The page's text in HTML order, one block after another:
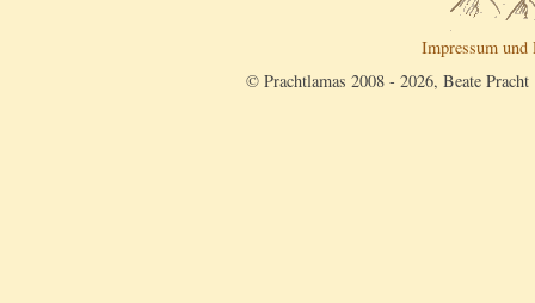
Impressum und
© Prachtlamas 2008 - 2026, Beate Pracht